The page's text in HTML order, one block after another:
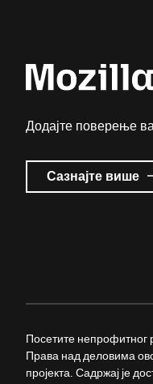
Додајте поверење
Сазнајте више о
Посетите
Права над деловима
пројекта. Садржај је